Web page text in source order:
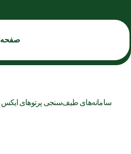
سامانه‌های طیف‌سنجی پرتوهای ایکس